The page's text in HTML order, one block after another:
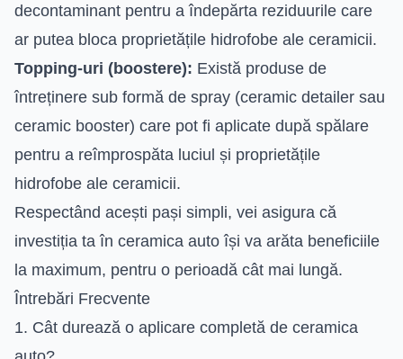
decontaminant pentru a îndepărta reziduurile care
ar putea bloca proprietățile hidrofobe ale ceramicii.
Topping-uri (boostere): Există produse de
întreținere sub formă de spray (ceramic detailer sau
ceramic booster) care pot fi aplicate după spălare
pentru a reîmprospăta luciul și proprietățile
hidrofobe ale ceramicii.
Respectând acești pași simpli, vei asigura că
investiția ta în ceramica auto își va arăta beneficiile
la maximum, pentru o perioadă cât mai lungă.
Întrebări Frecvente
1. Cât durează o aplicare completă de ceramica